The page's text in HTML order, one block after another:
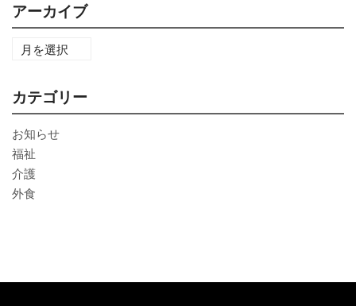
アーカイブ
カテゴリー
お知らせ
福祉
介護
外食